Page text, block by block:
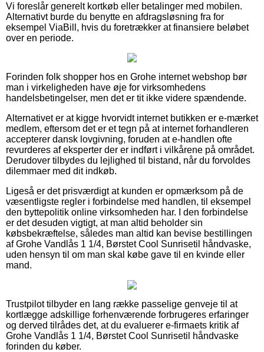
Vi foreslår generelt kortkøb eller betalinger med mobilen.
Alternativt burde du benytte en afdragsløsning fra for
eksempel ViaBill, hvis du foretrækker at finansiere beløbet
over en periode.
Forinden folk shopper hos en Grohe internet webshop bør
man i virkeligheden have øje for virksomhedens
handelsbetingelser, men det er tit ikke videre spændende.
Alternativet er at kigge hvorvidt internet butikken er e-mærket
medlem, eftersom det er et tegn på at internet forhandleren
accepterer dansk lovgivning, foruden at e-handlen ofte
revurderes af eksperter der er indført i vilkårene på området.
Derudover tilbydes du lejlighed til bistand, når du forvoldes
dilemmaer med dit indkøb.
Ligeså er det prisværdigt at kunden er opmærksom på de
væsentligste regler i forbindelse med handlen, til eksempel
den byttepolitik online virksomheden har. I den forbindelse
er det desuden vigtigt, at man altid beholder sin
købsbekræftelse, således man altid kan bevise bestillingen
af Grohe Vandlås 1 1/4, Børstet Cool Sunrisetil håndvaske,
uden hensyn til om man skal købe gave til en kvinde eller
mand.
Trustpilot tilbyder en lang række passelige genveje til at
kortlægge adskillige forhenværende forbrugeres erfaringer
og derved tilrådes det, at du evaluerer e-firmaets kritik af
Grohe Vandlås 1 1/4, Børstet Cool Sunrisetil håndvaske
forinden du køber.